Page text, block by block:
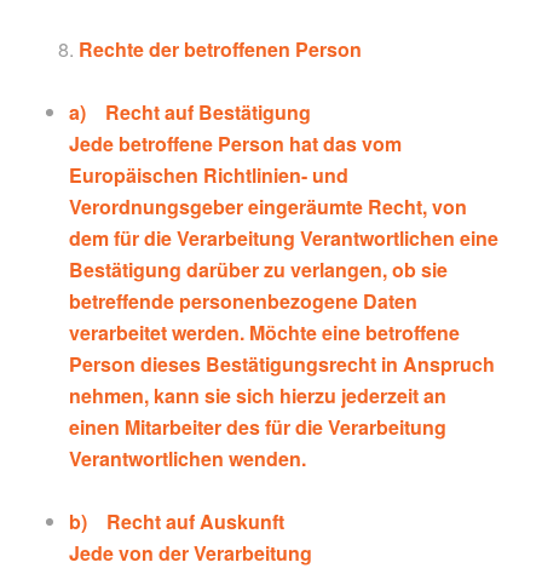
Rechte der betroffenen Person
a) Recht auf Bestätigung
Jede betroffene Person hat das vom
Europäischen Richtlinien- und
Verordnungsgeber eingeräumte Recht, von
dem für die Verarbeitung Verantwortlichen eine
Bestätigung darüber zu verlangen, ob sie
betreffende personenbezogene Daten
verarbeitet werden. Möchte eine betroffene
Person dieses Bestätigungsrecht in Anspruch
nehmen, kann sie sich hierzu jederzeit an
einen Mitarbeiter des für die Verarbeitung
Verantwortlichen wenden.
b) Recht auf Auskunft
Jede von der Verarbeitung